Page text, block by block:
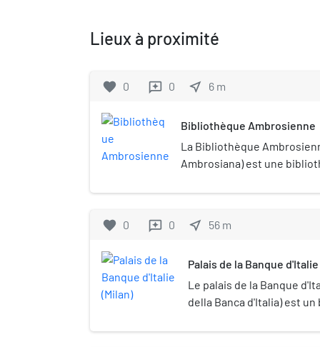
Lieux à proximité
favorite 0 reviews 0 near_me 6 m
Bibliothèque Ambrosienne
La Bibliothèque
Ambrosiana) est une
la salle de lecture publique,
également la
patron de Milan, elles ont
Federico Borromeo (1564-
favorite 0 reviews 0 near_me 56 m
Palais de la Banque
Le palais de la Banque
della Banca d'Italia) est